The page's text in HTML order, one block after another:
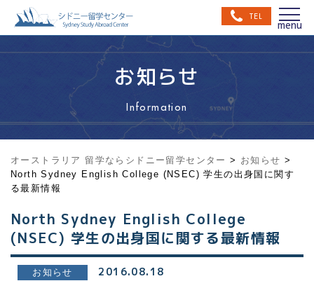
TEL
お知らせ
Information
オーストラリア 留学ならシドニー留学センター > お知らせ >
North Sydney English College (NSEC) 学生の出身国に関す
る最新情報
North Sydney English College
(NSEC) 学生の出身国に関する最新情報
お知らせ 2016.08.18